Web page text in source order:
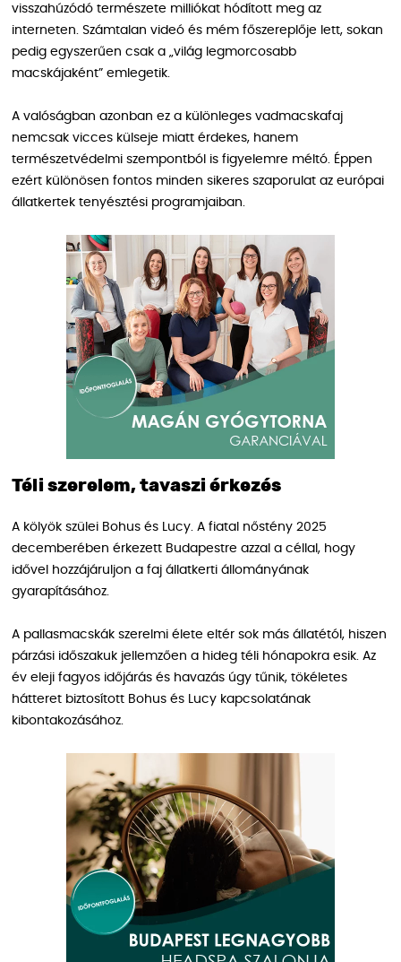
visszahúzódó természete milliókat hódított meg az
interneten. Számtalan videó és mém főszereplője lett, sokan
pedig egyszerűen csak a „világ legmorcosabb
macskájaként” emlegetik.
A valóságban azonban ez a különleges vadmacskafaj
nemcsak vicces külseje miatt érdekes, hanem
természetvédelmi szempontból is figyelemre méltó. Éppen
ezért különösen fontos minden sikeres szaporulat az európai
állatkertek tenyésztési programjaiban.
Téli szerelem, tavaszi érkezés
A kölyök szülei Bohus és Lucy. A fiatal nőstény 2025
decemberében érkezett Budapestre azzal a céllal, hogy
idővel hozzájáruljon a faj állatkerti állományának
gyarapításához.
A pallasmacskák szerelmi élete eltér sok más állatétól, hiszen
párzási időszakuk jellemzően a hideg téli hónapokra esik. Az
év eleji fagyos időjárás és havazás úgy tűnik, tökéletes
hátteret biztosított Bohus és Lucy kapcsolatának
kibontakozásához.